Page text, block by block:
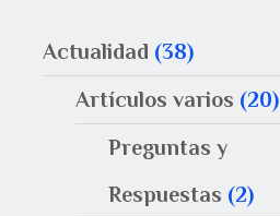
Actualidad (38)
Artículos varios (20)
Preguntas y
Respuestas (2)